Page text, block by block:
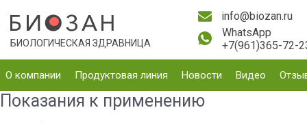
БИОЛОГИЧЕСКАЯ ЗДРАВНИЦА
info@biozan.ru
WhatsApp
+7(961)365-72-
О компании Продуктовая линия Новости Видео
Показания к применению